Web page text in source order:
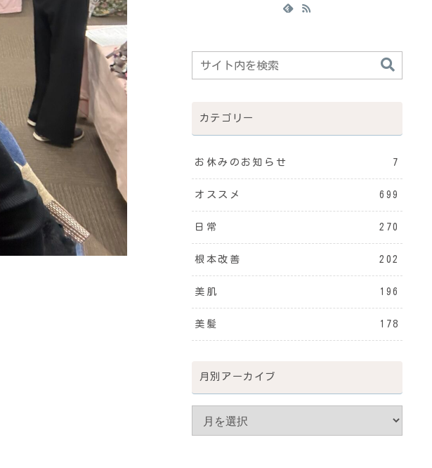
カテゴリー
お休みのお知らせ 7
オススメ 699
日常 270
根本改善 202
美肌 196
美髪 178
月別アーカイブ